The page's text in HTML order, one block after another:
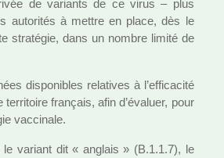
de variants de ce virus – plus
auto­ri­tés à mettre en place, dès le
stra­té­gie, dans un nombre limité de
dis­po­ni­bles rela­ti­ves à l’effi­ca­cité
fran­çais, afin d’évaluer, pour
vac­ci­nale.
variant dit « anglais » (B.1.1.7), le